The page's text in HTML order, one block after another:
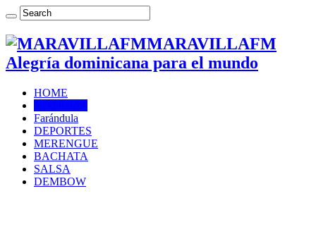
MARAVILLAFM
Alegría dominicana para el mundo
HOME
Farándula
DEPORTES
MERENGUE
BACHATA
SALSA
DEMBOW